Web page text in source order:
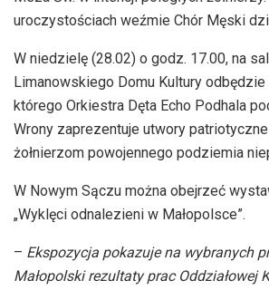
uroczystościach weźmie Chór Męski
W niedzielę (28.02) o godz. 17.00, na
Limanowskiego Domu Kultury
którego Orkiestra Dęta Echo Podhala
Wrony zaprezentuje utwory
żołnierzom powojennego podziemia
W Nowym Sączu można obejrzeć
„Wyklęci odnalezieni w Małopolsce”.
– Ekspozycja pokazuje na wybranych
Małopolski rezultaty prac Oddziałowej